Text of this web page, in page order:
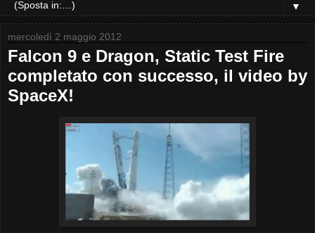
▼
mercoledì 2 maggio 2012
Falcon 9 e Dragon, Static Test Fire
completato con successo, il video by
SpaceX!